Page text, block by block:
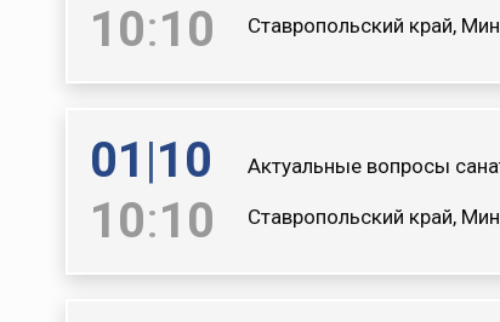
10:10 Ставропольский край,
01 |10
10:10
Актуальные вопросы
Ставропольский край,